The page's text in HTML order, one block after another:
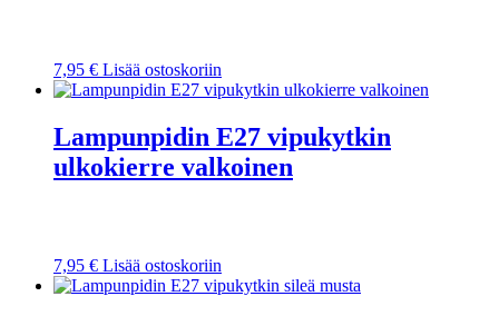
7,95 € Lisää ostoskoriin
Lampunpidin E27 vipukytkin
ulkokierre valkoinen
7,95 € Lisää ostoskoriin